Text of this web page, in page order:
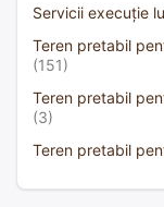
Servicii execuție
Teren pretabil
(151)
Teren pretabil
(3)
Teren pretabil